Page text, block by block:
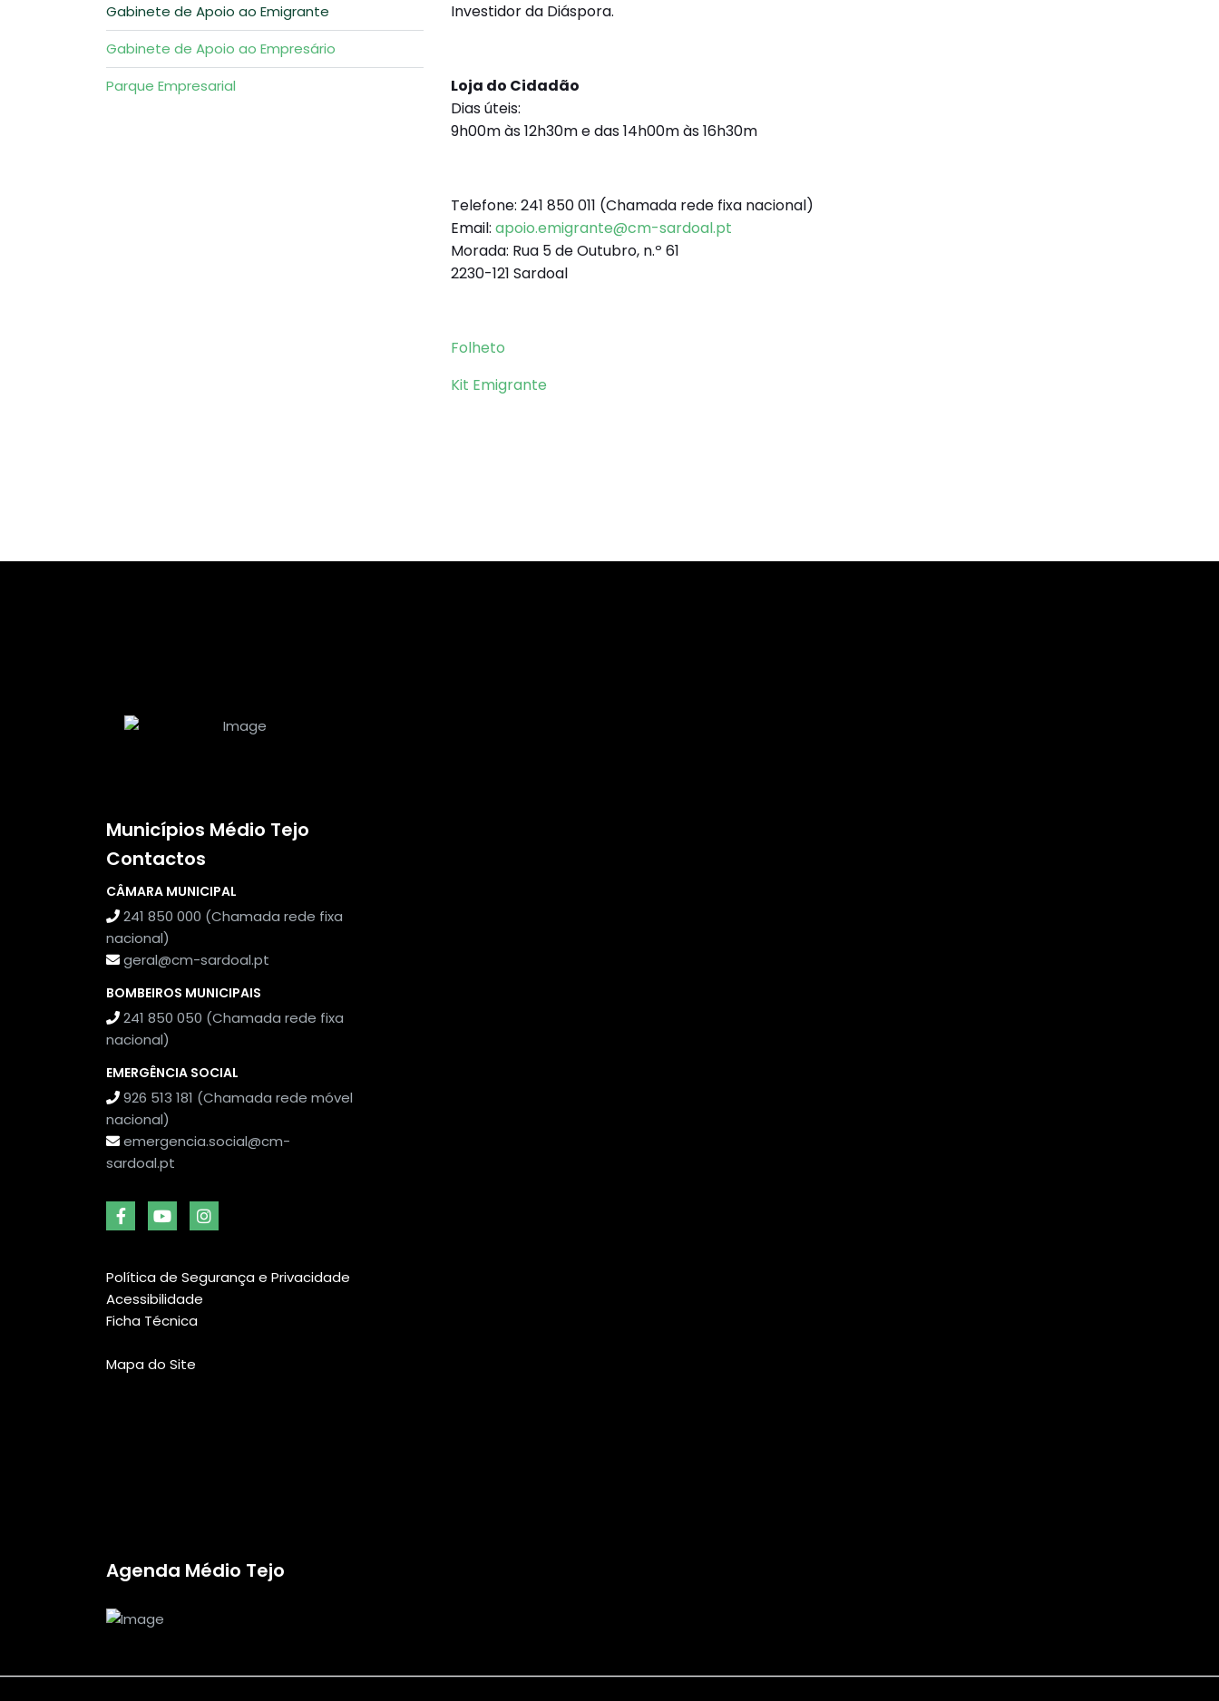
Gabinete de Apoio ao Emigrante
Gabinete de Apoio ao Empresário
Parque Empresarial
Investidor da Diáspora.
Loja do Cidadão
Dias úteis:
9h00m às 12h30m e das 14h00m às 16h30m
Telefone: 241 850 011 (Chamada rede fixa nacional)
Email: apoio.emigrante@cm-sardoal.pt
Morada: Rua 5 de Outubro, n.º 61
2230-121 Sardoal
Folheto
Kit Emigrante
Municípios Médio Tejo
Contactos
CÂMARA MUNICIPAL
241 850 000 (Chamada rede fixa
nacional)
geral@cm-sardoal.pt
BOMBEIROS MUNICIPAIS
241 850 050 (Chamada rede fixa
nacional)
EMERGÊNCIA SOCIAL
926 513 181 (Chamada rede móvel
nacional)
emergencia.social@cm-
sardoal.pt
Política de Segurança e Privacidade
Acessibilidade
Ficha Técnica
Mapa do Site
Agenda Médio Tejo